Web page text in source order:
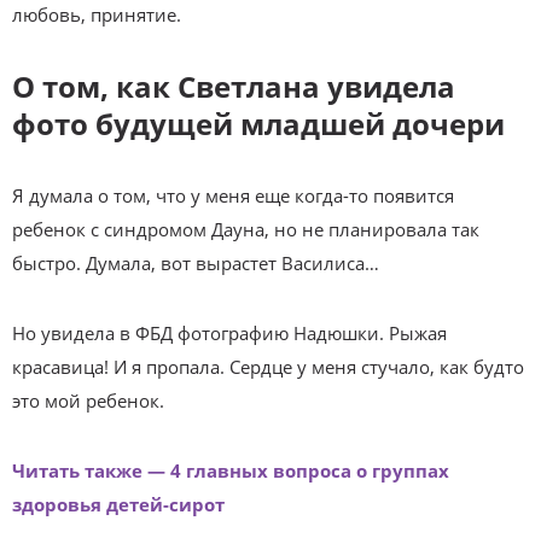
любовь, принятие.
О том, как Светлана увидела
фото будущей младшей дочери
Я думала о том, что у меня еще когда-то появится
ребенок с синдромом Дауна, но не планировала так
быстро. Думала, вот вырастет Василиса…
Но увидела в ФБД фотографию Надюшки. Рыжая
красавица! И я пропала. Сердце у меня стучало, как будто
это мой ребенок.
Читать также — 4 главных вопроса о группах
здоровья детей-сирот